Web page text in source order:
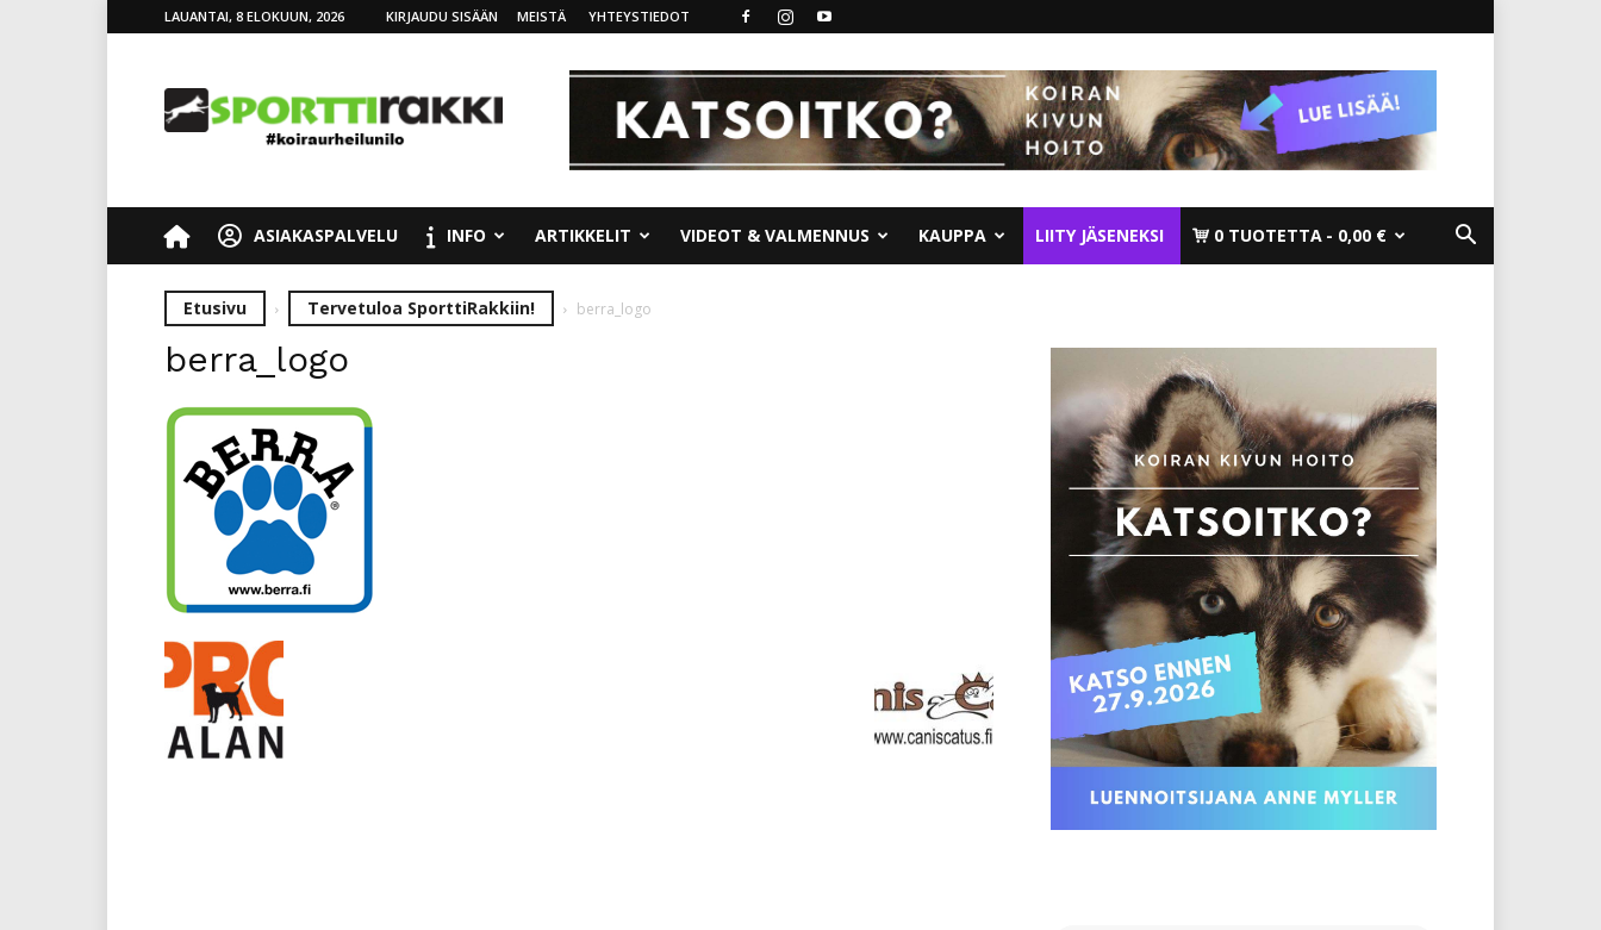
LAUANTAI, 8 ELOKUUN, 2026 KIRJAUDU SISÄÄN MEISTÄ YHTEYSTIEDOT
ASIAKASPALVELU INFO ARTIKKELIT VIDEOT & VALMENNUS KAUPPA LIITY JÄSENEKSI 0 TUOTETTA 0,00 €
Etusivu Tervetuloa SporttiRakkiin! berra_logo
berra_logo